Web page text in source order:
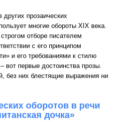
других прозаических
многие обороты XIX века.
отборе писателем
с его принципом
и его требованиями к стилю
вот первые достоинства прозы.
без них блестящие выражения ни
оборотов в речи
дочка»